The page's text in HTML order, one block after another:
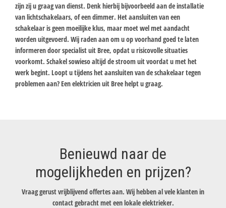
zijn zij u graag van dienst. Denk hierbij bijvoorbeeld aan de installatie
van lichtschakelaars, of een dimmer. Het aansluiten van een
schakelaar is geen moeilijke klus, maar moet wel met aandacht
worden uitgevoerd. Wij raden aan om u op voorhand goed te laten
informeren door specialist uit Bree, opdat u risicovolle situaties
voorkomt. Schakel sowieso altijd de stroom uit voordat u met het
werk begint. Loopt u tijdens het aansluiten van de schakelaar tegen
problemen aan? Een elektricien uit Bree helpt u graag.
Benieuwd naar de
mogelijkheden en prijzen?
Vraag gerust vrijblijvend offertes aan. Wij hebben al vele klanten in
contact gebracht met een lokale elektrieker.